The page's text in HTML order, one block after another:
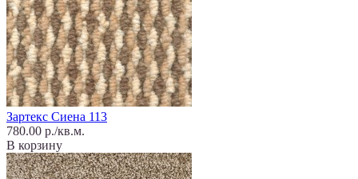
Зартекс Сиена 113
780.00 р./кв.м.
В корзину